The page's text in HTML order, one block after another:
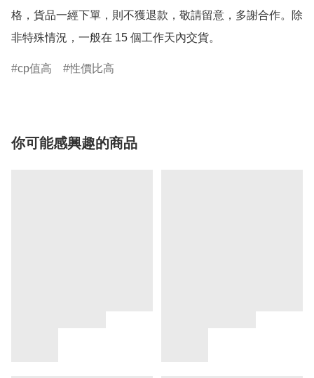
格，貨品一經下單，則不獲退款，敬請留意，多謝合作。除
非特殊情況，一般在 15 個工作天內交貨。
cp值高 性價比高
你可能感興趣的商品